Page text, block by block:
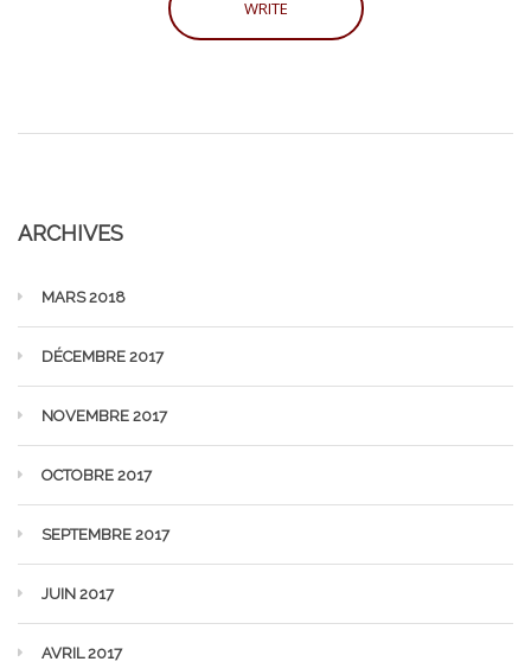
ARCHIVES
MARS 2018
DÉCEMBRE 2017
NOVEMBRE 2017
OCTOBRE 2017
SEPTEMBRE 2017
JUIN 2017
AVRIL 2017